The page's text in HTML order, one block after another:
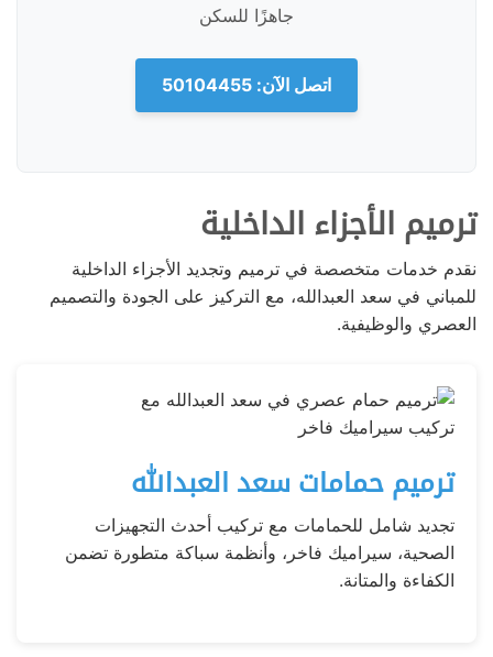
جاهزًا للسكن
اتصل الآن: 50104455
ترميم الأجزاء الداخلية
نقدم خدمات متخصصة في ترميم وتجديد الأجزاء الداخلية
للمباني في سعد العبدالله، مع التركيز على الجودة والتصميم
العصري والوظيفية.
ترميم حمامات سعد العبدالله
تجديد شامل للحمامات مع تركيب أحدث التجهيزات
الصحية، سيراميك فاخر، وأنظمة سباكة متطورة تضمن
الكفاءة والمتانة.